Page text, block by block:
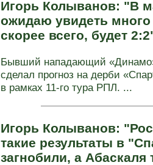
Игорь Колыванов: "В
ожидаю увидеть
скорее всего, будет
Бывший нападающий
сделал прогноз на дерби
в рамках 11-го тура РПЛ. ...
Игорь Колыванов:
такие результаты в
загнобили, а Абаскаля